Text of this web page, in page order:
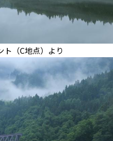
（C地点）より